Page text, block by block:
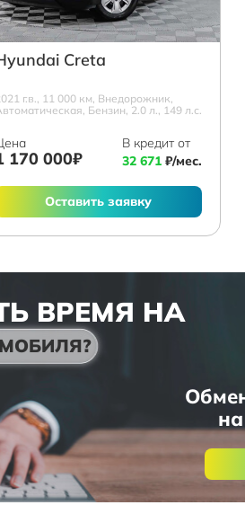
Creta
г.в., 11 000 км, Внедорожник,
Бензин, 2.0 л., 149 л.с.
170 000₽
В кредит от
32 671 ₽/мес.
Оставить заявку
ВРЕМЯ НА